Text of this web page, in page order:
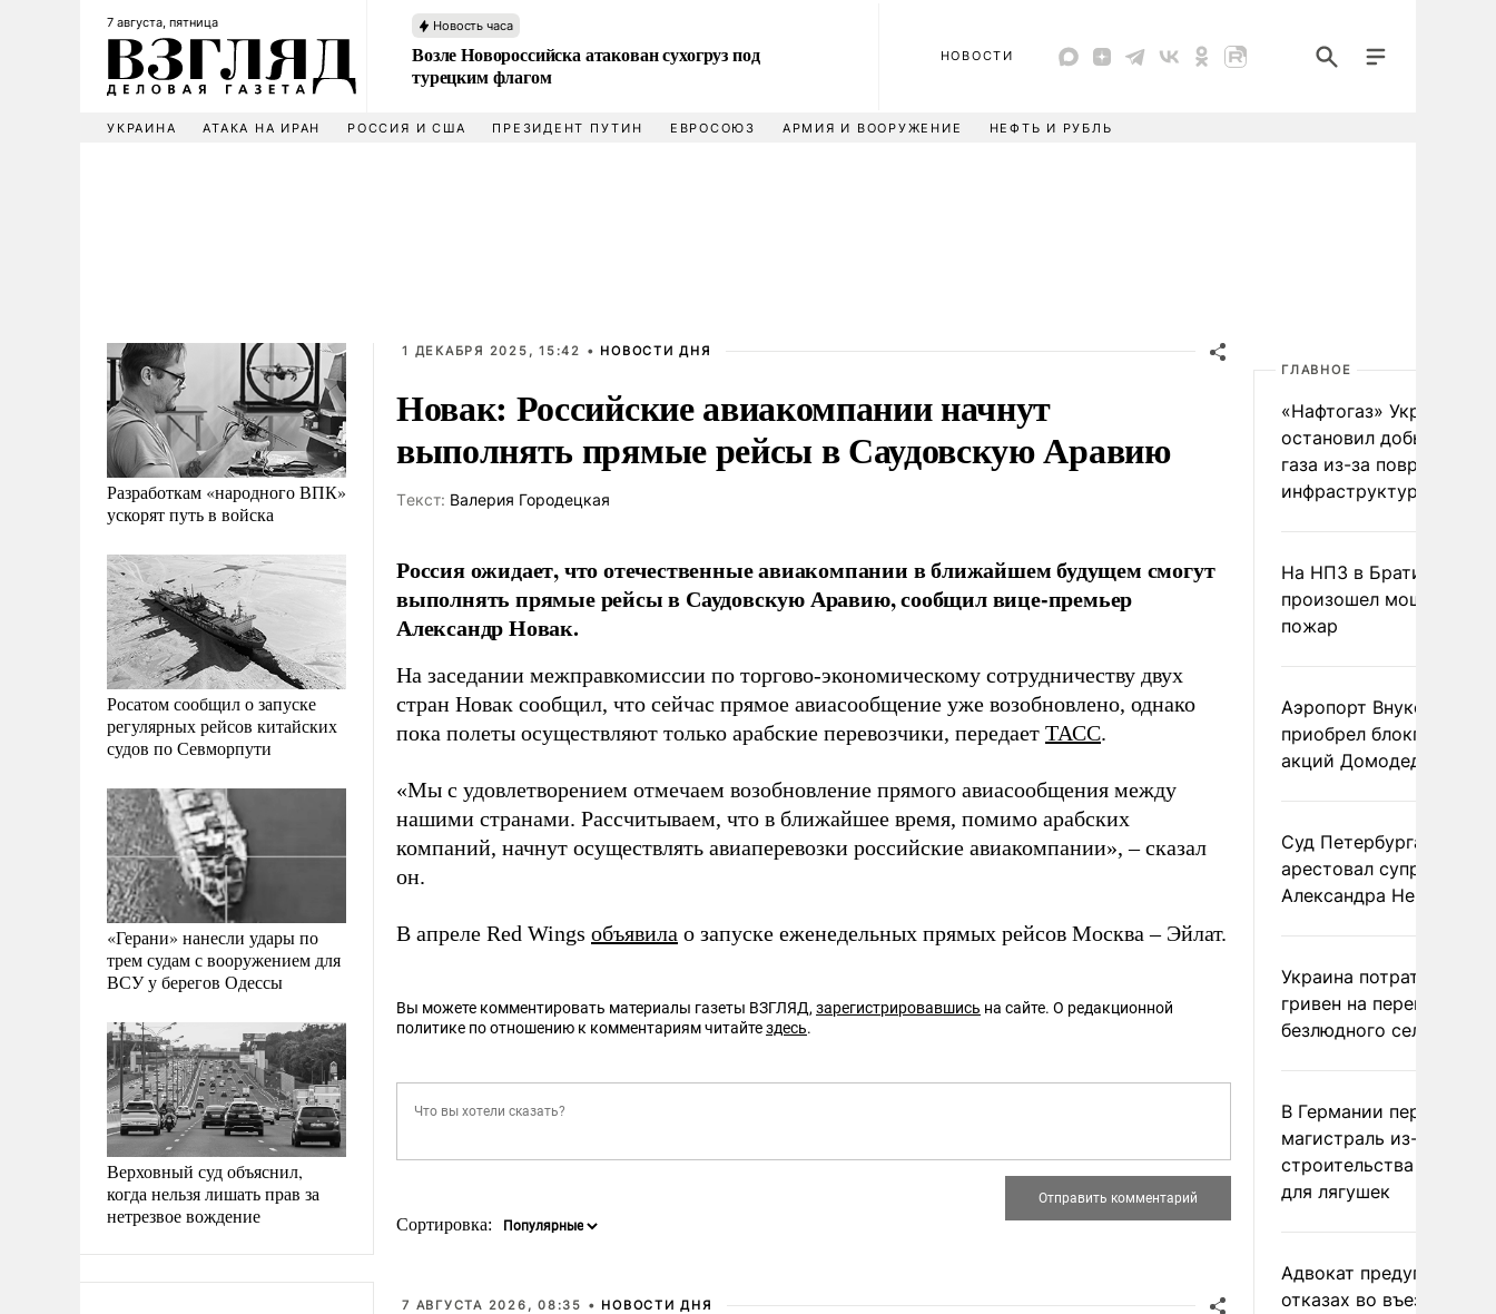
7 августа, пятница Новость часа
Возле Новороссийска атакован сухогруз под
турецким флагом
НОВОСТИ
УКРАИНА АТАКА НА ИРАН РОССИЯ И США ПРЕЗИДЕНТ ПУТИН ЕВРОСОЮЗ АРМИЯ И ВООРУЖЕНИЕ НЕФТЬ И РУБЛЬ
Разработкам «народного ВПК»
ускорят путь в войска
Росатом сообщил о запуске
регулярных рейсов китайских
судов по Севморпути
«Герани» нанесли удары по
трем судам с вооружением для
ВСУ у берегов Одессы
Верховный суд объяснил,
когда нельзя лишать прав за
нетрезвое вождение
1 ДЕКАБРЯ 2025, 15:42 • НОВОСТИ ДНЯ
Новак: Российские авиакомпании начнут
выполнять прямые рейсы в Саудовскую Аравию
Tекст: Валерия Городецкая
Россия ожидает, что отечественные авиакомпании в ближайшем будущем смогут
выполнять прямые рейсы в Саудовскую Аравию, сообщил вице-премьер
Александр Новак.
На заседании межправкомиссии по торгово-экономическому сотрудничеству двух
стран Новак сообщил, что сейчас прямое авиасообщение уже возобновлено, однако
пока полеты осуществляют только арабские перевозчики, передает ТАСС.
«Мы с удовлетворением отмечаем возобновление прямого авиасообщения между
нашими странами. Рассчитываем, что в ближайшее время, помимо арабских
компаний, начнут осуществлять авиаперевозки российские авиакомпании», – сказал
он.
В апреле Red Wings объявила о запуске еженедельных прямых рейсов Москва – Эйлат.
Вы можете комментировать материалы газеты ВЗГЛЯД, зарегистрировавшись на сайте. О редакционной
политике по отношению к комментариям читайтездесь.
Сортировка:
7 АВГУСТА 2026, 08:35 • НОВОСТИ ДНЯ
ГЛАВНОЕ
«Нафтогаз» Украины
остановил добычу
газа из-за повреждения
инфраструктуры
На НПЗ в Братиславе
произошел мощный
пожар
Аэропорт Внуково
приобрел блокпакет
акций Домодедово
Суд Петербурга заочно
арестовал супругу
Александра Невзорова
Украина потратила 1
гривен на
безлюдного села
В Германии перекрыли
магистраль из-за
строительства
для лягушек
Адвокат предупредил
отказах во въезде